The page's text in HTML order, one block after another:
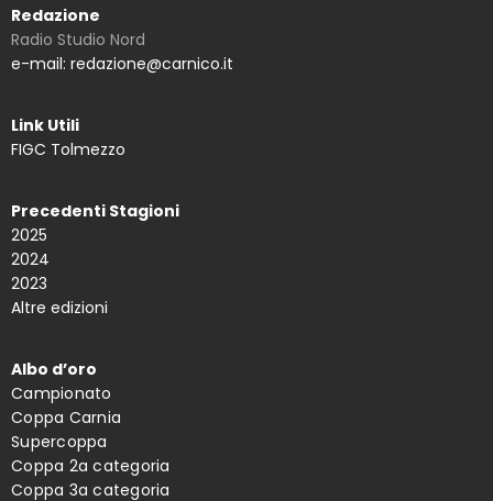
Redazione
Radio Studio Nord
e-mail: redazione@carnico.it
Link Utili
FIGC Tolmezzo
Precedenti Stagioni
2025
2024
2023
Altre edizioni
Albo d’oro
Campionato
Coppa Carnia
Supercoppa
Coppa 2a categoria
Coppa 3a categoria